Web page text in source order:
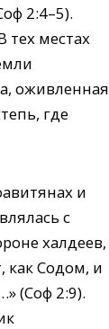
2:4–5).
местах
оживленная
где
и
с
халдеев,
как Содом, и
(Соф 2:9).